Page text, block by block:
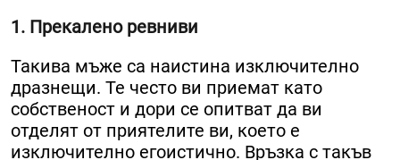
1. Прекалено ревниви
Такива мъже са наистина изключително
дразнещи. Те често ви приемат като
собственост и дори се опитват да ви
отделят от приятелите ви, което е
изключително егоистично. Връзка с такъв